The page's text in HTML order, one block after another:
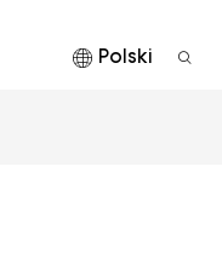
Polski